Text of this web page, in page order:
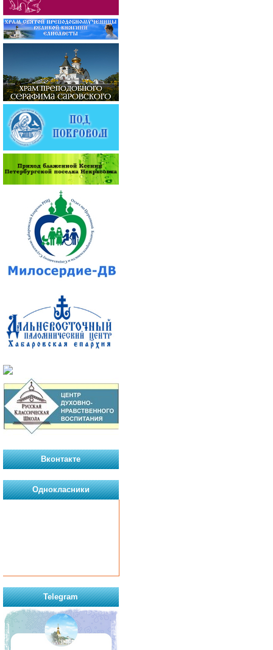
Вконтакте
Однокласники
Telegram